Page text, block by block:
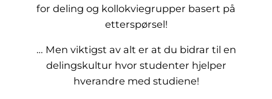
for deling og kollokviegrupper basert på
etterspørsel!
… Men viktigst av alt er at du bidrar til en
delingskultur hvor studenter hjelper
hverandre med studiene!